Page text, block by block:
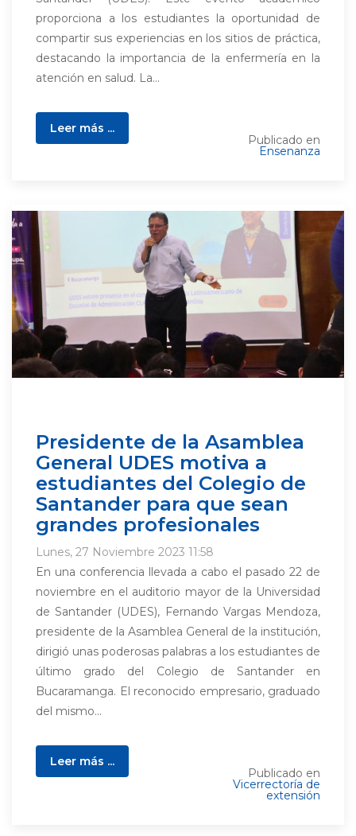
proporciona a los estudiantes la oportunidad de
compartir sus experiencias en los sitios de práctica,
destacando la importancia de la enfermería en la
atención en salud. La...
Leer más ...
Publicado en
Ensenanza
Presidente de la Asamblea
General UDES motiva a
estudiantes del Colegio de
Santander para que sean
grandes profesionales
Lunes, 27 Noviembre 2023 11:58
En una conferencia llevada a cabo el pasado 22 de
noviembre en el auditorio mayor de la Universidad
de Santander (UDES), Fernando Vargas Mendoza,
presidente de la Asamblea General de la institución,
dirigió unas poderosas palabras a los estudiantes de
último grado del Colegio de Santander en
Bucaramanga. El reconocido empresario, graduado
del mismo...
Leer más ...
Publicado en
Vicerrectoría de
extensión